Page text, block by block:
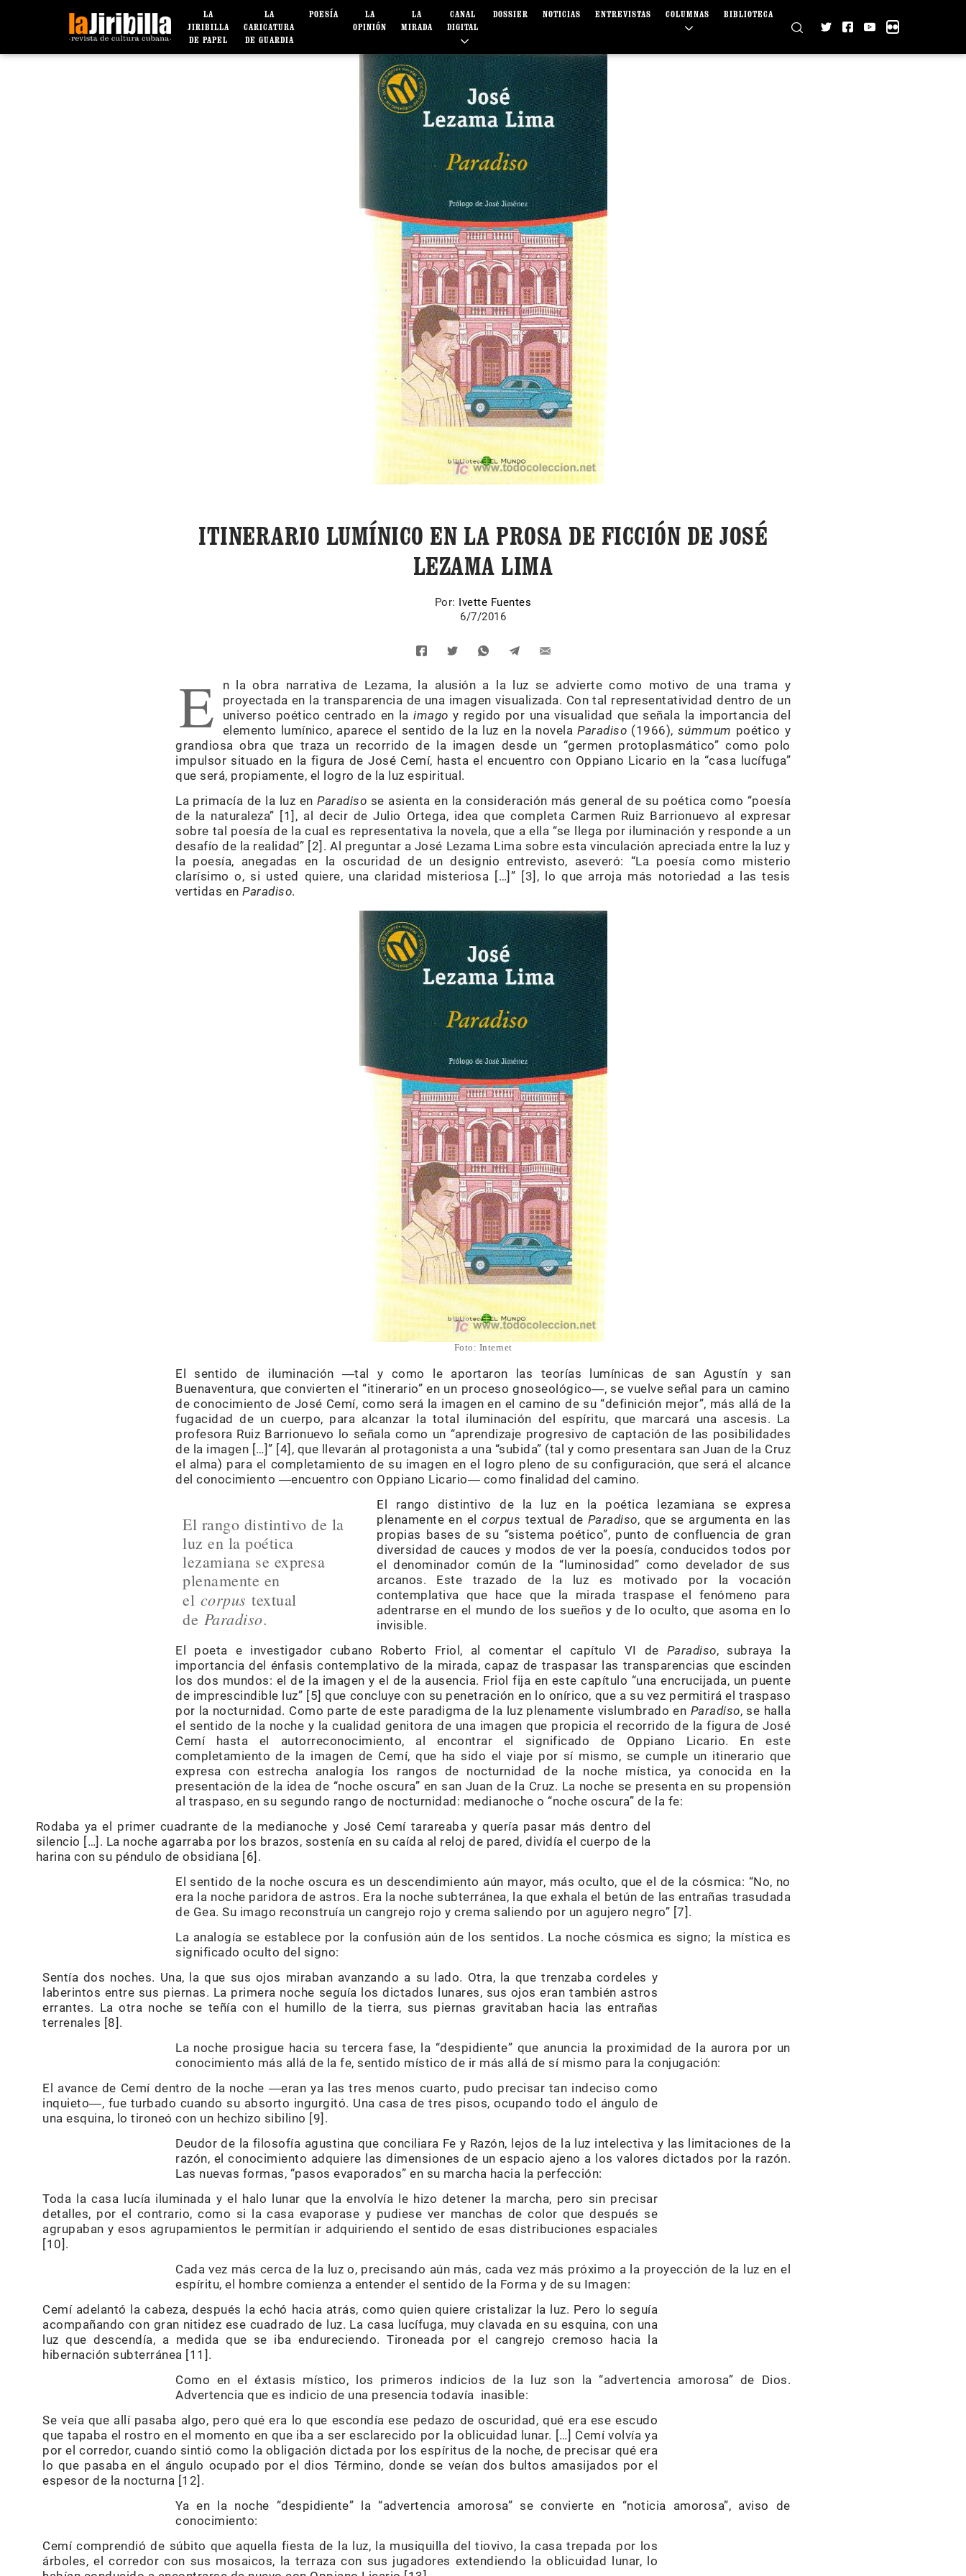
LA
JIRIBILLA
DE PAPEL
LA
CARICATURA
DE GUARDIA
POESÍA
LA
OPINIÓN
LA
MIRADA
CANAL
DIGITAL
DOSSIER NOTICIAS ENTREVISTAS COLUMNAS BIBLIOTECA
ITINERARIO LUMÍNICO EN LA PROSA DE FICCIÓN DE JOSÉ
LEZAMA LIMA
Por: Ivette Fuentes
6/7/2016
E
n la obra narrativa de Lezama, la alusión a la luz se advierte como motivo de una trama y
proyectada en la transparencia de una imagen visualizada. Con tal representatividad dentro de un
universo poético centrado en laimago y regido por una visualidad que señala la importancia del
elemento lumínico, aparece el sentido de la luz en la novelaParadiso (1966), súmmum poético y
grandiosa obra que traza un recorrido de la imagen desde un “germen protoplasmático” como polo
impulsor situado en la figura de José Cemí, hasta el encuentro con Oppiano Licario en la “casa lucífuga”
que será, propiamente, el logro de la luz espiritual.
La primacía de la luz enParadiso se asienta en la consideración más general de su poética como “poesía
de la naturaleza” [1], al decir de Julio Ortega, idea que completa Carmen Ruiz Barrionuevo al expresar
sobre tal poesía de la cual es representativa la novela, que a ella “se llega por iluminación y responde a un
desafío de la realidad” [2]. Al preguntar a José Lezama Lima sobre esta vinculación apreciada entre la luz y
la poesía, anegadas en la oscuridad de un designio entrevisto, aseveró: “La poesía como misterio
clarísimo o, si usted quiere, una claridad misteriosa […]” [3], lo que arroja más notoriedad a las tesis
vertidas en Paradiso.
Foto: Internet
El sentido de iluminación ―tal y como le aportaron las teorías lumínicas de san Agustín y san
Buenaventura, que convierten el “itinerario” en un proceso gnoseológico―, se vuelve señal para un camino
de conocimiento de José Cemí, como será la imagen en el camino de su “definición mejor”, más allá de la
fugacidad de un cuerpo, para alcanzar la total iluminación del espíritu, que marcará una ascesis. La
profesora Ruiz Barrionuevo lo señala como un “aprendizaje progresivo de captación de las posibilidades
de la imagen […]” [4], que llevarán al protagonista a una “subida” (tal y como presentara san Juan de la Cruz
el alma) para el completamiento de su imagen en el logro pleno de su configuración, que será el alcance
del conocimiento ―encuentro con Oppiano Licario― como finalidad del camino.
El rango distintivo de la
luz en la poética
lezamiana se expresa
plenamente en
el corpus textual
de Paradiso.
El rango distintivo de la luz en la poética lezamiana se expresa
plenamente en elcorpus textual de Paradiso, que se argumenta en las
propias bases de su “sistema poético”, punto de confluencia de gran
diversidad de cauces y modos de ver la poesía, conducidos todos por
el denominador común de la “luminosidad” como develador de sus
arcanos. Este trazado de la luz es motivado por la vocación
contemplativa que hace que la mirada traspase el fenómeno para
adentrarse en el mundo de los sueños y de lo oculto, que asoma en lo
invisible.
El poeta e investigador cubano Roberto Friol, al comentar el capítulo VI de Paradiso, subraya la
importancia del énfasis contemplativo de la mirada, capaz de traspasar las transparencias que escinden
los dos mundos: el de la imagen y el de la ausencia. Friol fija en este capítulo “una encrucijada, un puente
de imprescindible luz” [5] que concluye con su penetración en lo onírico, que a su vez permitirá el traspaso
por la nocturnidad. Como parte de este paradigma de la luz plenamente vislumbrado en Paradiso, se halla
el sentido de la noche y la cualidad genitora de una imagen que propicia el recorrido de la figura de José
Cemí hasta el autorreconocimiento, al encontrar el significado de Oppiano Licario. En este
completamiento de la imagen de Cemí, que ha sido el viaje por sí mismo, se cumple un itinerario que
expresa con estrecha analogía los rangos de nocturnidad de la noche mística, ya conocida en la
presentación de la idea de “noche oscura” en san Juan de la Cruz. La noche se presenta en su propensión
al traspaso, en su segundo rango de nocturnidad: medianoche o “noche oscura” de la fe:
Rodaba ya el primer cuadrante de la medianoche y José Cemí tarareaba y quería pasar más dentro del
silencio […]. La noche agarraba por los brazos, sostenía en su caída al reloj de pared, dividía el cuerpo de la
harina con su péndulo de obsidiana [6].
El sentido de la noche oscura es un descendimiento aún mayor, más oculto, que el de la cósmica: “No, no
era la noche paridora de astros. Era la noche subterránea, la que exhala el betún de las entrañas trasudada
de Gea. Su imago reconstruía un cangrejo rojo y crema saliendo por un agujero negro” [7].
La analogía se establece por la confusión aún de los sentidos. La noche cósmica es signo; la mística es
significado oculto del signo:
Sentía dos noches. Una, la que sus ojos miraban avanzando a su lado. Otra, la que trenzaba cordeles y
laberintos entre sus piernas. La primera noche seguía los dictados lunares, sus ojos eran también astros
errantes. La otra noche se teñía con el humillo de la tierra, sus piernas gravitaban hacia las entrañas
terrenales [8].
La noche prosigue hacia su tercera fase, la “despidiente” que anuncia la proximidad de la aurora por un
conocimiento más allá de la fe, sentido místico de ir más allá de sí mismo para la conjugación:
El avance de Cemí dentro de la noche ―eran ya las tres menos cuarto, pudo precisar tan indeciso como
inquieto―, fue turbado cuando su absorto ingurgitó. Una casa de tres pisos, ocupando todo el ángulo de
una esquina, lo tironeó con un hechizo sibilino [9].
Deudor de la filosofía agustina que conciliara Fe y Razón, lejos de la luz intelectiva y las limitaciones de la
razón, el conocimiento adquiere las dimensiones de un espacio ajeno a los valores dictados por la razón.
Las nuevas formas, “pasos evaporados” en su marcha hacia la perfección:
Toda la casa lucía iluminada y el halo lunar que la envolvía le hizo detener la marcha, pero sin precisar
detalles, por el contrario, como si la casa evaporase y pudiese ver manchas de color que después se
agrupaban y esos agrupamientos le permitían ir adquiriendo el sentido de esas distribuciones espaciales
[10].
Cada vez más cerca de la luz o, precisando aún más, cada vez más próximo a la proyección de la luz en el
espíritu, el hombre comienza a entender el sentido de la Forma y de su Imagen:
Cemí adelantó la cabeza, después la echó hacia atrás, como quien quiere cristalizar la luz. Pero lo seguía
acompañando con gran nitidez ese cuadrado de luz. La casa lucífuga, muy clavada en su esquina, con una
luz que descendía, a medida que se iba endureciendo. Tironeada por el cangrejo cremoso hacia la
hibernación subterránea [11].
Como en el éxtasis místico, los primeros indicios de la luz son la “advertencia amorosa” de Dios.
Advertencia que es indicio de una presencia todavía inasible:
Se veía que allí pasaba algo, pero qué era lo que escondía ese pedazo de oscuridad, qué era ese escudo
que tapaba el rostro en el momento en que iba a ser esclarecido por la oblicuidad lunar. […] Cemí volvía ya
por el corredor, cuando sintió como la obligación dictada por los espíritus de la noche, de precisar qué era
lo que pasaba en el ángulo ocupado por el dios Término, donde se veían dos bultos amasijados por el
espesor de la nocturna [12].
Ya en la noche “despidiente” la “advertencia amorosa” se convierte en “noticia amorosa”, aviso de
conocimiento:
Cemí comprendió de súbito que aquella fiesta de la luz, la musiquilla del tiovivo, la casa trepada por los
árboles, el corredor con sus mosaicos, la terraza con sus jugadores extendiendo la oblicuidad lunar, lo